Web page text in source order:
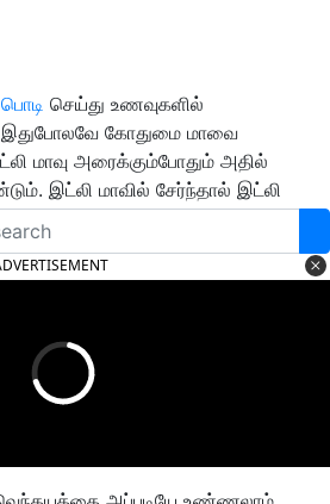
செய்து உணவுகளில்
கோதுமை மாவை
மாவு அரைக்கும்போதும் அதில்
இட்லி மாவில் சேர்ந்தால் இட்லி